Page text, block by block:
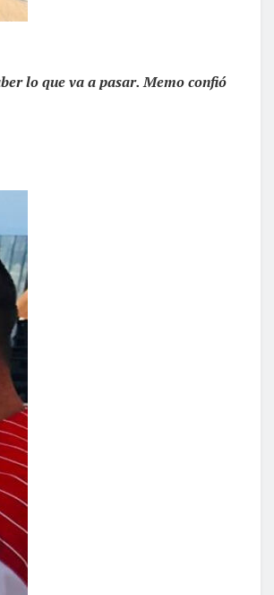
lo que va a pasar. Memo confió